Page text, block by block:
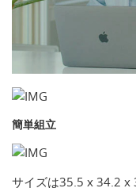
簡単組立
サイズは35.5 x 34.2 x